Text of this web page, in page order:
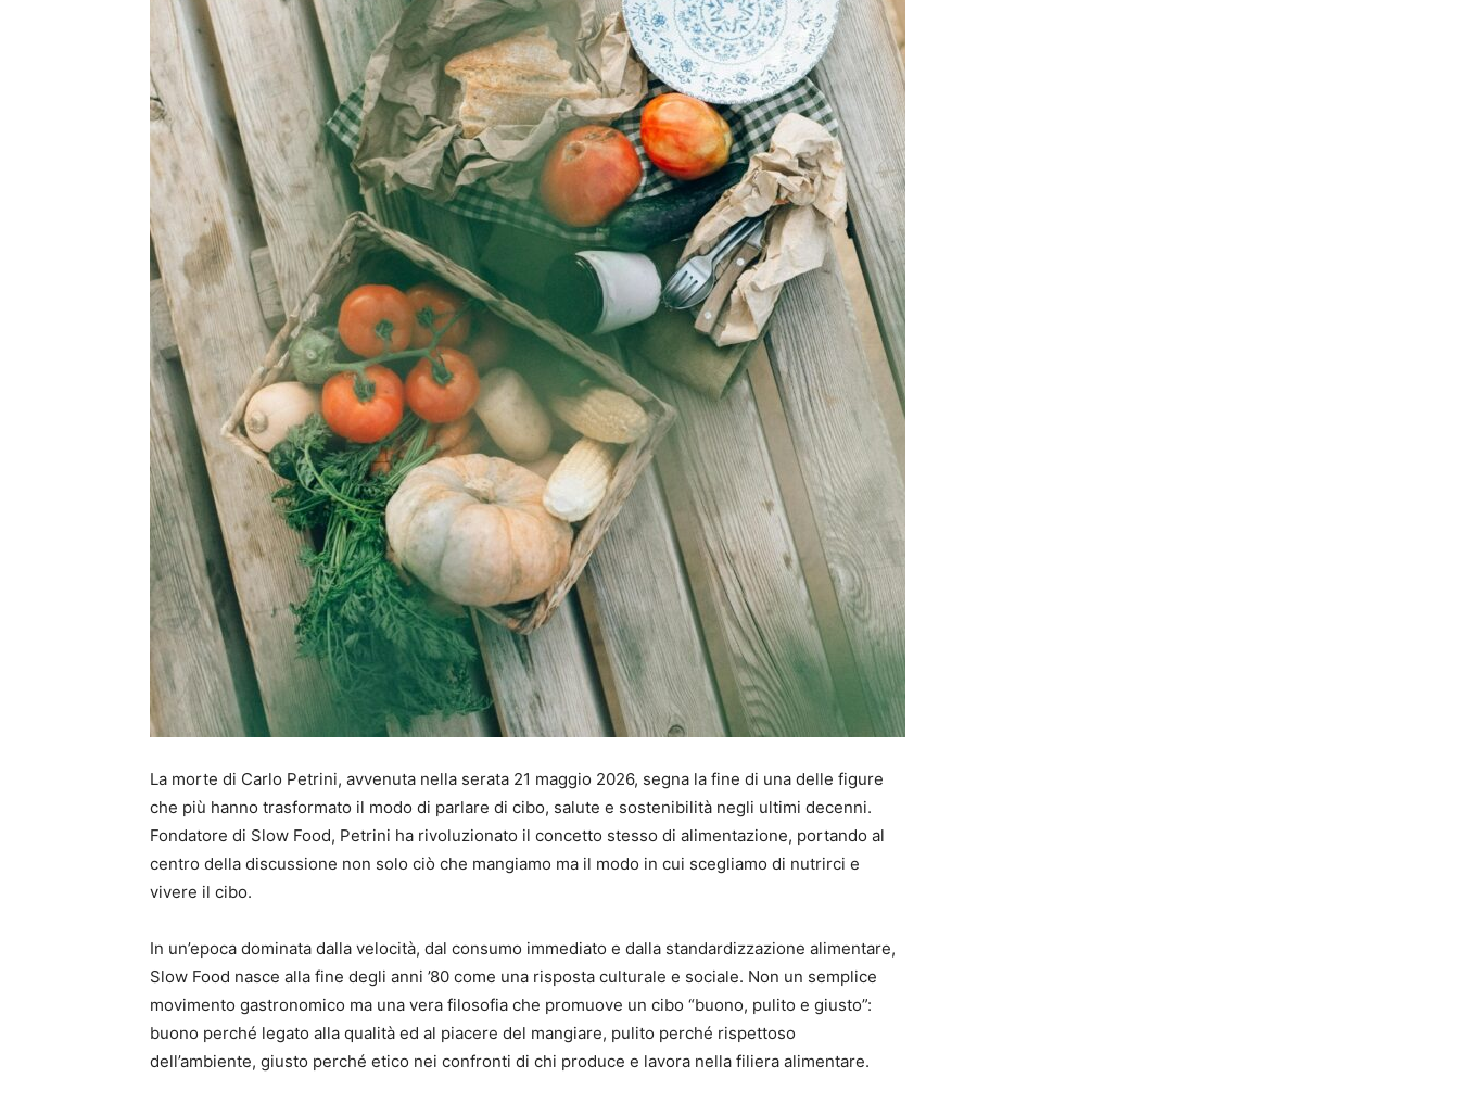
La morte di Carlo Petrini, avvenuta nella serata 21 maggio 2026, segna la fine di una delle figure
che più hanno trasformato il modo di parlare di cibo, salute e sostenibilità negli ultimi decenni.
Fondatore di Slow Food, Petrini ha rivoluzionato il concetto stesso di alimentazione, portando al
centro della discussione non solo ciò che mangiamo ma il modo in cui scegliamo di nutrirci e
vivere il cibo.
In un’epoca dominata dalla velocità, dal consumo immediato e dalla standardizzazione alimentare,
Slow Food nasce alla fine degli anni ’80 come una risposta culturale e sociale. Non un semplice
movimento gastronomico ma una vera filosofia che promuove un cibo “buono, pulito e giusto”:
buono perché legato alla qualità ed al piacere del mangiare, pulito perché rispettoso
dell’ambiente, giusto perché etico nei confronti di chi produce e lavora nella filiera alimentare.